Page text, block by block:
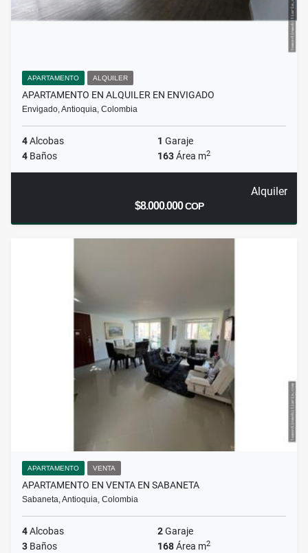
APARTAMENTO ALQUILER
APARTAMENTO EN ALQUILER EN ENVIGADO
Envigado, Antioquia, Colombia
4Alcobas 1 Garaje
4 Baños 163Área m2
Alquiler
$8.000.000COP
APARTAMENTO VENTA
APARTAMENTO EN VENTA EN SABANETA
Sabaneta, Antioquia, Colombia
4Alcobas 2Garaje
3 Baños 168Área m2